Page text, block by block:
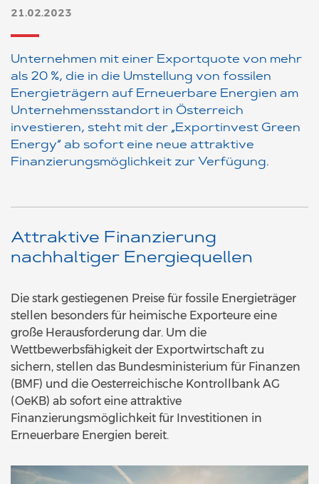
21.02.2023
Unternehmen mit einer Exportquote von mehr
als 20 %, die in die Umstellung von fossilen
Energieträgern auf Erneuerbare Energien am
Unternehmensstandort in Österreich
investieren, steht mit der „Exportinvest Green
Energy“ ab sofort eine neue attraktive
Finanzierungsmöglichkeit zur Verfügung.
Attraktive Finanzierung
nachhaltiger Energiequellen
Die stark gestiegenen Preise für fossile Energieträger
stellen besonders für heimische Exporteure eine
große Herausforderung dar. Um die
Wettbewerbsfähigkeit der Exportwirtschaft zu
sichern, stellen das Bundesministerium für Finanzen
(BMF) und die Oesterreichische Kontrollbank AG
(OeKB) ab sofort eine attraktive
Finanzierungsmöglichkeit für Investitionen in
Erneuerbare Energien bereit.